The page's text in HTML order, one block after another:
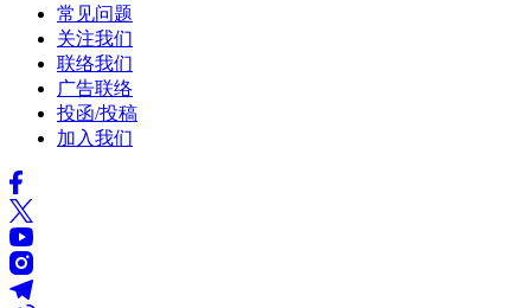
常见问题
关注我们
联络我们
广告联络
投函/投稿
加入我们